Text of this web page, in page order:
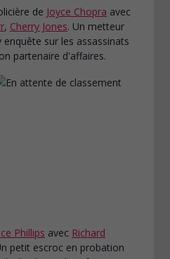
de Joyce Chopra avec
, Cherry Jones. Un metteur
sur les assassinats
partenaire d'affaires.
Phillips avec Richard
petit escroc en probation